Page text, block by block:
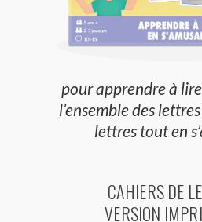
pour apprendre à
l’ensemble des
lettres tout en
CAHIERS DE
VERSION